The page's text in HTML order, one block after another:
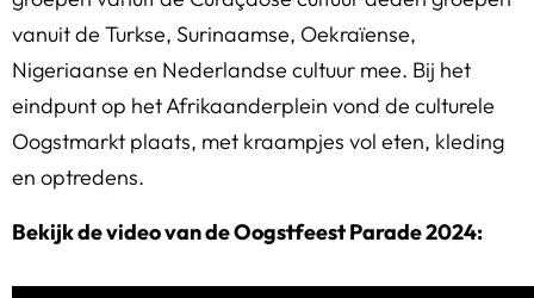
vanuit de Turkse, Surinaamse, Oekraïense,
Nigeriaanse en Nederlandse cultuur mee. Bij het
eindpunt op het Afrikaanderplein vond de culturele
Oogstmarkt plaats, met kraampjes vol eten, kleding
en optredens.
Bekijk de video van de Oogstfeest Parade 2024: